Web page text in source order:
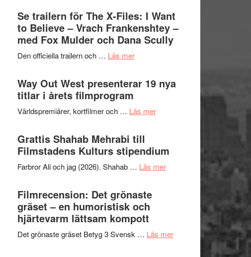
en
helt
lysande
Sweden
Jazz
Festival
2026
–
Internationella
storheter
och
samarbeten
Se trailern för The X-Files: I Want
to Believe – Vrach Frankenshtey –
med Fox Mulder och Dana Scully
Den officiella trailern och … Läs merom
trailern
för
X-
I
Want
to
Believe
Vrach
Frankenshtey
–
med
Way Out West presenterar 19 nya
titlar i årets filmprogram
Världspremiärer, kortfilmer och … Läs merom
presenterar
19
Grattis Shahab Mehrabi till
Filmstadens Kulturs stipendium
Farbror Ali och jag (2026). Shahab … Läs merom
Kulturs
Filmrecension: Det grönaste
gräset – en humoristisk och
hjärtevarm lättsam kompott
Det grönaste gräset Betyg 3 Svensk … Läs merom